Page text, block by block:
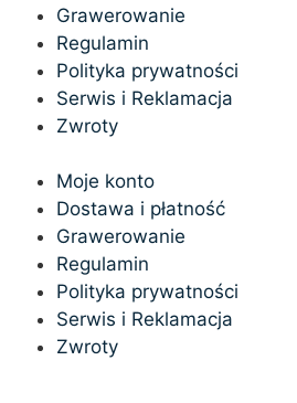
Grawerowanie
Regulamin
Polityka prywatności
Serwis i Reklamacja
Zwroty
Moje konto
Dostawa i płatność
Grawerowanie
Regulamin
Polityka prywatności
Serwis i Reklamacja
Zwroty